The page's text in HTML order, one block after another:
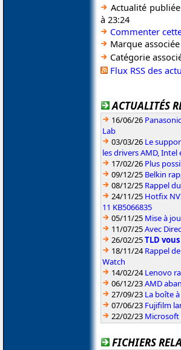
Actualité
à 23:24
Commenter
Marque associée
Catégorie
Flux RSS des
ACTUALITÉS
16/06/26
Lab
03/03/26 Le
les drivers AMD, Intel
17/02/26 Plus
09/12/25 Belkin
08/12/25 Rappel
24/11/25 Hotfix
11 KB5066835
05/11/25 Mise à
11/07/25Avec
26/02/25TLD
18/11/24Rappel
Watch
14/02/24Lenovo
06/12/23AMD
27/09/23 La boîte
07/06/23 Fujifilm
22/02/23 Microsoft
FICHIERS